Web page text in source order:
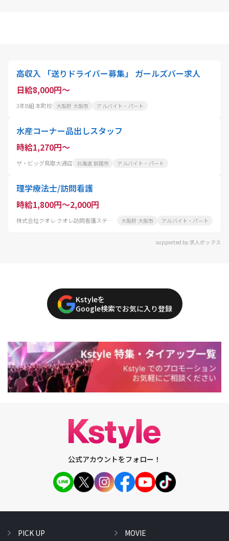
高収入 「送りドライバー募集」 ガールズバー求人
日給8,000円～
3年B組 本町校 大阪府 大阪市 アルバイト・パート
水産コーナー品出しスタッフ
時給1,270円～
ザ・ビッグ鳥取大通店 北海道 釧路市 アルバイト・パート
理学療法士/訪問看護
時給1,800円～2,000円
株式会社クオレ クオレ訪問看護ステーション千鳥橋 大阪府 大阪市 アルバイト・パート
supported by 求人ボックス
Kstyleを
Google検索でお気に入り登録
公式アカウントをフォロー！
PICK UP MOVIE